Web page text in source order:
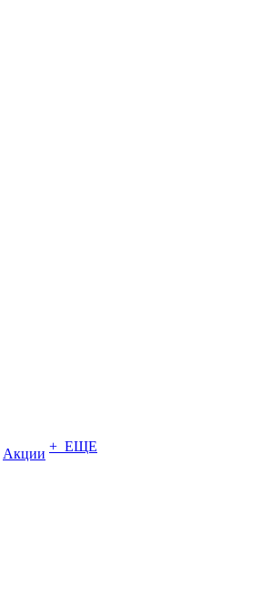
Акции + ЕЩЕ